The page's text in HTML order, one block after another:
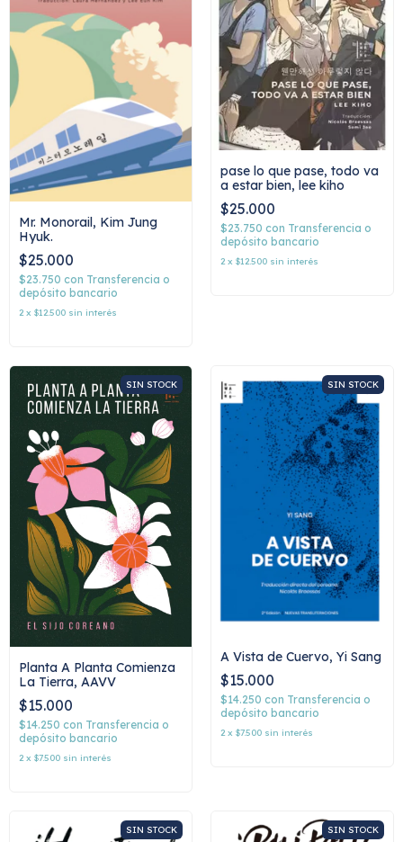
Mr. Monorail, Kim Jung
Hyuk.
$25.000
$23.750 con Transferencia o
depósito bancario
2 x $12.500 sin interés
pase lo que pase, todo va
a estar bien, lee kiho
$25.000
$23.750 con Transferencia o
depósito bancario
2 x $12.500 sin interés
SIN STOCK
Planta A Planta Comienza
La Tierra, AAVV
$15.000
$14.250 con Transferencia o
depósito bancario
2 x $7.500 sin interés
SIN STOCK
A Vista de Cuervo, Yi Sang
$15.000
$14.250 con Transferencia o
depósito bancario
2 x $7.500 sin interés
SIN STOCK SIN STOCK